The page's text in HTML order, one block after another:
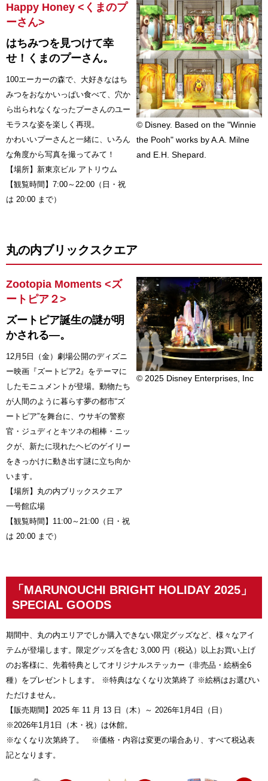
Happy Honey <くまのプ
ーさん>
はちみつを見つけて幸
せ！くまのプーさん。
100エーカーの森で、大好きなはち
みつをおなかいっぱい食べて、穴か
ら出られなくなったプーさんのユー
モラスな姿を楽しく再現。
かわいいプーさんと一緒に、いろん
な角度から写真を撮ってみて！
【場所】新東京ビル アトリウム
【観覧時間】7:00～22:00（日・祝
は 20:00 まで）
© Disney. Based on the "Winnie
the Pooh" works by A.A. Milne
and E.H. Shepard.
丸の内ブリックスクエア
Zootopia Moments <ズ
ートピア２>
ズートピア誕生の謎が明
かされる―。
12月5日（金）劇場公開のディズニ
ー映画『ズートピア2』をテーマに
したモニュメントが登場。動物たち
が人間のように暮らす夢の都市“ズ
ートピア”を舞台に、ウサギの警察
官・ジュディとキツネの相棒・ニッ
クが、新たに現れたヘビのゲイリー
をきっかけに動き出す謎に立ち向か
います。
【場所】丸の内ブリックスクエア
一号館広場
【観覧時間】11:00～21:00（日・祝
は 20:00 まで）
© 2025 Disney Enterprises, Inc
「MARUNOUCHI BRIGHT HOLIDAY 2025」
SPECIAL GOODS
期間中、丸の内エリアでしか購入できない限定グッズなど、様々なアイ
テムが登場します。限定グッズを含む 3,000 円（税込）以上お買い上げ
のお客様に、先着特典としてオリジナルステッカー（非売品・絵柄全6
種）をプレゼントします。 ※特典はなくなり次第終了 ※絵柄はお選びい
ただけません。
【販売期間】2025 年 11 月 13 日（木）～ 2026年1月4日（日）
※2026年1月1日（木・祝）は休館。
※なくなり次第終了。 ※価格・内容は変更の場合あり、すべて税込表
記となります。